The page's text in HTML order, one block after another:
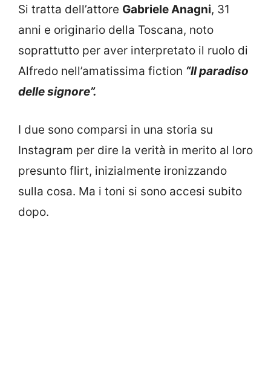
Si tratta dell’attore Gabriele Anagni, 31
anni e originario della Toscana, noto
soprattutto per aver interpretato il ruolo di
Alfredo nell’amatissima fiction “Il paradiso
delle signore”.
I due sono comparsi in una storia su
Instagram per dire la verità in merito al loro
presunto flirt, inizialmente ironizzando
sulla cosa. Ma i toni si sono accesi subito
dopo.